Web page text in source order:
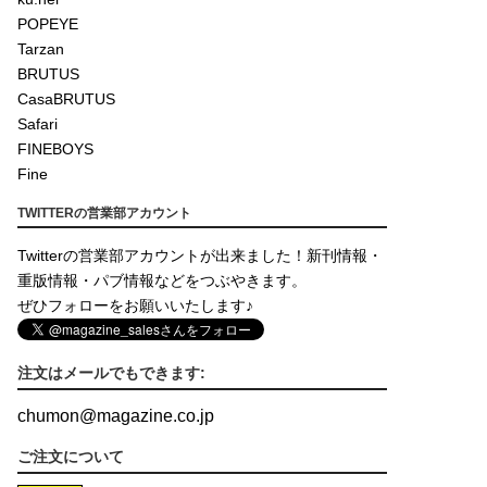
POPEYE
Tarzan
BRUTUS
CasaBRUTUS
Safari
FINEBOYS
Fine
TWITTERの営業部アカウント
Twitterの営業部アカウントが出来ました！新刊情報・
重版情報・パブ情報などをつぶやきます。
ぜひフォローをお願いいたします♪
注文はメールでもできます:
chumon@magazine.co.jp
ご注文について